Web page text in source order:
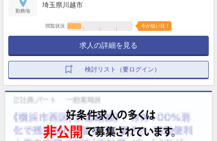
勤務地
埼玉県川越市
閲覧状況 今が狙い目！
求人の詳細を見る
検討リスト（要ログイン）